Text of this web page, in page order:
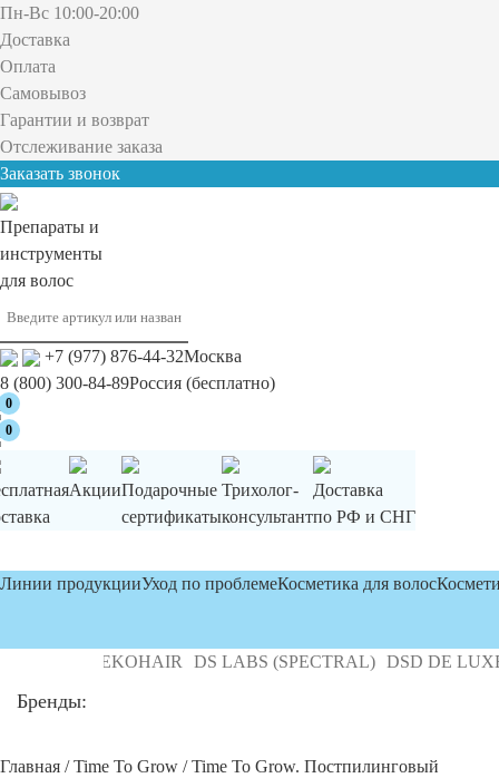
Пн-Вс 10:00-20:00
Доставка
Оплата
Самовывоз
Гарантии и возврат
Отслеживание заказа
Заказать звонок
Препараты и
инструменты
для волос
+7 (977) 876-44-32Москва
8 (800) 300-84-89Россия (бесплатно)
0
0
АкцииПодарочные
сертификаты
Трихолог-
консультант
Доставка
по РФ и СНГ
Линии продукцииУход по проблемеКосметика для волос
Бренды:
DEKOHAIR DS LABS (SPECTRAL) DSD DE LUXE
Главная /Time To Grow / Time To Grow. Постпилинговый